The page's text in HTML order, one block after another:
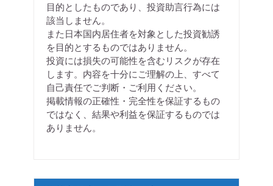
目的としたものであり、投資助言行為には
該当しません。
また日本国内居住者を対象とした投資勧誘
を目的とするものではありません。
投資には損失の可能性を含むリスクが存在
します。内容を十分にご理解の上、すべて
自己責任でご判断・ご利用ください。
掲載情報の正確性・完全性を保証するもの
ではなく、結果や利益を保証するものでは
ありません。